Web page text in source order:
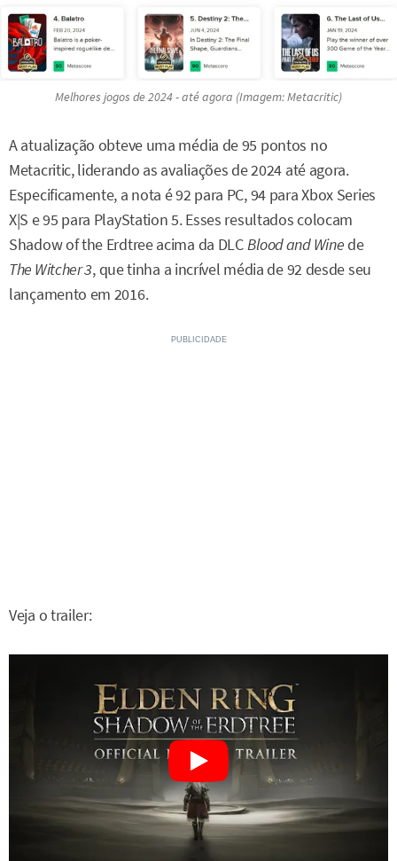
Melhores jogos de 2024 - até agora (Imagem: Metacritic)
A atualização obteve uma média de 95 pontos no
Metacritic, liderando as avaliações de 2024 até agora.
Especificamente, a nota é 92 para PC, 94 para Xbox Series
X|S e 95 para PlayStation 5. Esses resultados colocam
Shadow of the Erdtree acima da DLCBlood and Winede
The Witcher 3, que tinha a incrível média de 92 desde seu
lançamento em 2016.
Veja o trailer: